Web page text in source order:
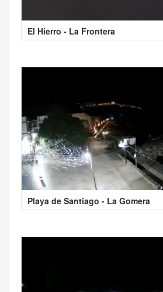
El Hierro - La Frontera
Playa de Santiago - La Gomera